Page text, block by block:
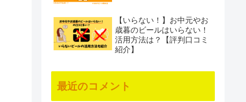
【いらない！】お中元やお
歳暮のビールはいらない！
活用方法は？【評判口コミ
紹介】
最近のコメント